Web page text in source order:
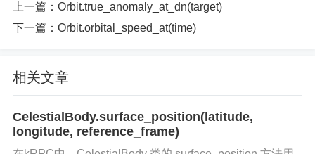
获取飞行器的当前轨道速度：通过调用
ital_speed属性，获取飞行器的当前轨道速度，
应用场景
轨道分析：在轨道分析中，使用轨道速度信息确定
飞行器在轨道上的运动特性。
上一篇： Orbit.true_anomaly_at_dn(target)
下一篇： Orbit.orbital_speed_at(time)
相关文章
CelestialBody.surface_position(latitude,
longitude, reference_frame)